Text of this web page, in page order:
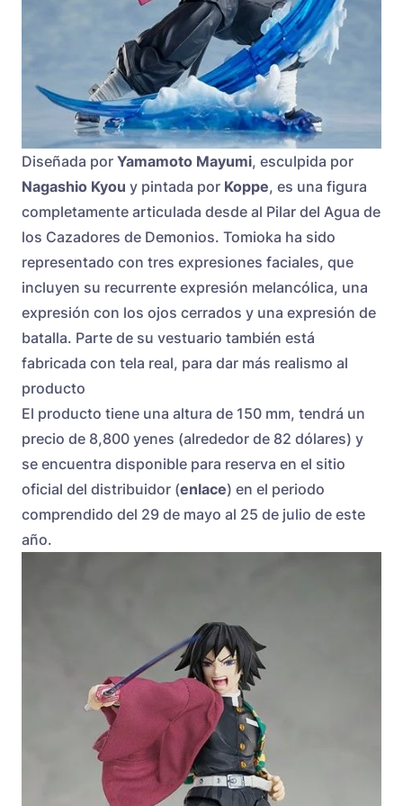
Diseñada por Yamamoto Mayumi, esculpida por
Nagashio Kyou y pintada por Koppe, es una figura
completamente articulada desde al Pilar del Agua de
los Cazadores de Demonios. Tomioka ha sido
representado con tres expresiones faciales, que
incluyen su recurrente expresión melancólica, una
expresión con los ojos cerrados y una expresión de
batalla. Parte de su vestuario también está
fabricada con tela real, para dar más realismo al
producto
El producto tiene una altura de 150 mm, tendrá un
precio de 8,800 yenes (alrededor de 82 dólares) y
se encuentra disponible para reserva en el sitio
oficial del distribuidor (enlace) en el periodo
comprendido del 29 de mayo al 25 de julio de este
año.